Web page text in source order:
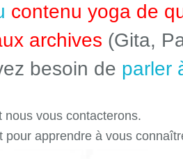
contenu yoga de
archives (Gita,
besoin de parler
nous vous contacterons.
pour apprendre à vous